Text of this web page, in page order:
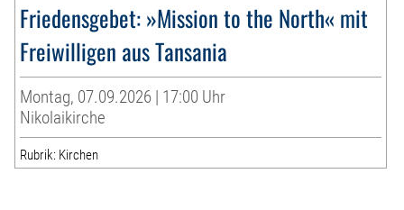
Friedensgebet: »Mission to the North« mit
Freiwilligen aus Tansania
Montag, 07.09.2026 | 17:00 Uhr
Nikolaikirche
Rubrik: Kirchen